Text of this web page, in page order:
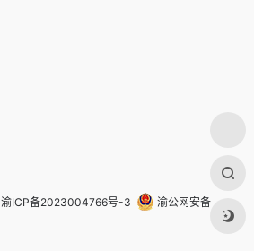
渝ICP备2023004766号-3
渝公网安备